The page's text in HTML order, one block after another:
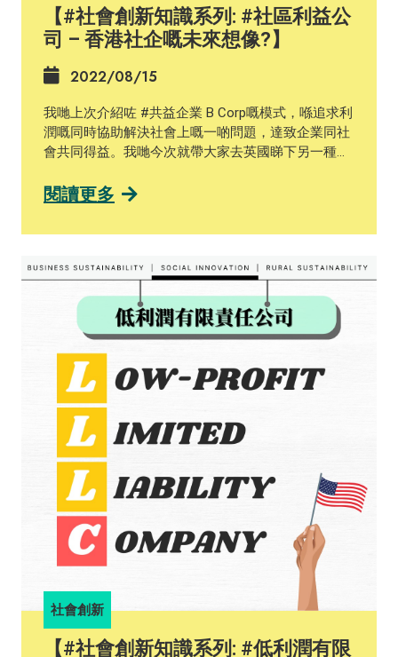
【#社會創新知識系列: #社區利益公
司 – 香港社企嘅未來想像?】
2022/08/15
我哋上次介紹咗 #共益企業 B Corp嘅模式，喺追求利
潤嘅同時協助解決社會上嘅一啲問題，達致企業同社
會共同得益。我哋今次就帶大家去英國睇下另一種類
Interest Companies)，簡稱 #CIC。 CIC 係以有限責
間擁有法律地位嘅社會企業。為咗保證CIC嘅資產、
行「資產鎖定」(asset lock)，意指公司持有嘅資產要
以經營活動或其他方式造福社區，亦有明確指示利潤
除此之外，英國政府亦都會要求CIC公司必須喺公司
章程上清晰表明佢哋嘅社會理念以及具體嘅實現方
法。如果日後需要更改呢啲目標，係要經社區利益公
司規管局（Regulator of Community Interest
Companies）批准架！ 好似B Corp咁，社區利益公司
每年都要向監管機構提交年度報告，當中要明述公司
點樣履行佢哋嘅目標、相關利益者嘅參與、對社會嘅
影響、同埋其他財務信息，例如酬勞同股息等等。規
管局亦都有權查閱公司紀錄同文件，所以透明度係相
當高！而註冊為CIC嘅程序比慈善團體相對簡單，對
CIC嘅規限同對年度報告嘅要求亦都相對寬鬆，所以
註冊為CIC係比較方便，亦吸引到更多人成立。 為咗
鼓勵更多人對社會組織投資，英國政府喺2014年訂
立 #社會投資稅收減免政策，只要喺慈善組織、社區
利益公司同社區福利團體有股權同一定嘅債務投資就
閱讀更多
社會創新
【#社會創新知識系列: #低利潤有限